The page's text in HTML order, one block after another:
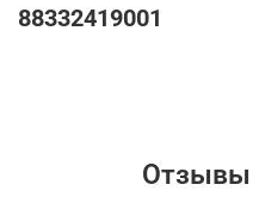
88332419001
Отзывы